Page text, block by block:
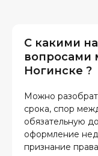
С какими
вопросами
Ногинске ?
Можно
срока, спор
обязательную
оформление
признание права